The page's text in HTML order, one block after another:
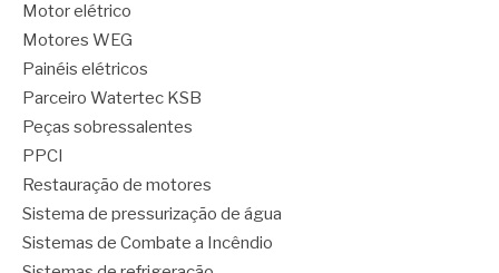
Motor elétrico
Motores WEG
Painéis elétricos
Parceiro Watertec KSB
Peças sobressalentes
PPCI
Restauração de motores
Sistema de pressurização de água
Sistemas de Combate a Incêndio